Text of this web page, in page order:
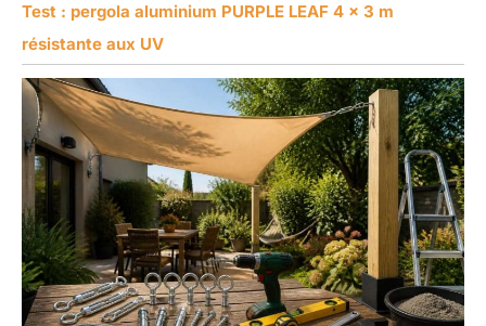
Test : pergola aluminium PURPLE LEAF 4 x 3 m
résistante aux UV